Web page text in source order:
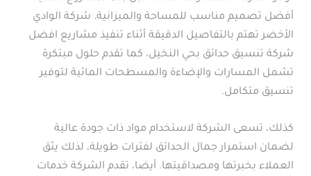
أفضل تصميم مناسب للمساحة والميزانية. شركة الوادي
الأخضر تهتم بالتفاصيل الدقيقة أثناء تنفيذ مشاريع افضل
شركة تنسيق حدائق بحي النخيل، كما تقدم حلول مبتكرة
تشمل المسارات والإضاءة والمسطحات المائية لتوفير
تنسيق متكامل.
كذلك، تسعى الشركة لاستخدام مواد ذات جودة عالية
لضمان استمرار جمال الحدائق لفترات طويلة، لذلك يثق
العملاء بخبرتها ومصداقيتها. أيضا، تقدم الشركة خدمات